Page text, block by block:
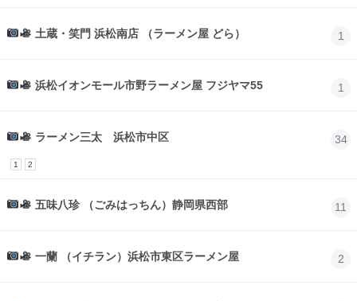
土蔵・笑門 浜松南店 （ラーメン屋 どら） 1
浜松イオンモール市野ラーメン屋 フジヤマ55 1
ラーメン三太 浜松市中区
1 2
34
五味八珍 （ごみはっちん）静岡県西部 11
一蘭 （イチラン）浜松市東区ラーメン屋 2